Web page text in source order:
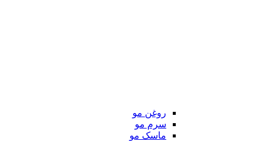
روغن مو
سرم مو
ماسک مو